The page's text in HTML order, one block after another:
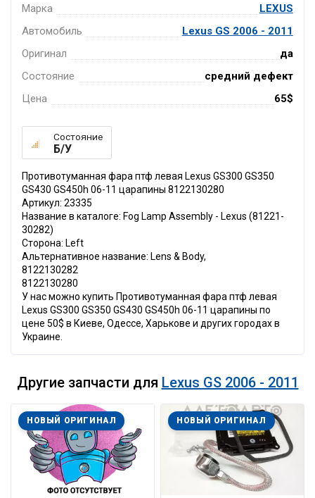
Марка
LEXUS
Автомобиль
Lexus GS 2006 - 2011
Оригинал
да
Состояние
средний дефект
Цена
65$
Состояние
Б/У
Противотуманная фара птф левая Lexus GS300 GS350
GS430 GS450h 06-11 царапины 8122130280
Артикул: 23335
Название в каталоге: Fog Lamp Assembly - Lexus (81221-
30282)
Сторона: Left
Альтернативное название: Lens & Body,
8122130282
8122130280
У нас можно купить Противотуманная фара птф левая
Lexus GS300 GS350 GS430 GS450h 06-11 царапины по
цене 50$ в Киеве, Одессе, Харькове и других городах в
Украине.
Другие запчасти для Lexus GS 2006 - 2011
НОВЫЙ ОРИГИНАЛ НОВЫЙ ОРИГИНАЛ